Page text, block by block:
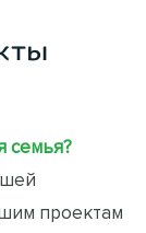
семья?
проектам